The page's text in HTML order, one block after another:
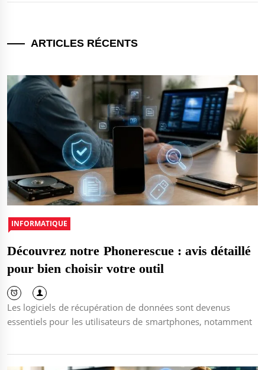
ARTICLES RÉCENTS
INFORMATIQUE
Découvrez notre Phonerescue : avis détaillé
pour bien choisir votre outil
Les logiciels de récupération de données sont devenus
essentiels pour les utilisateurs de smartphones, notamment